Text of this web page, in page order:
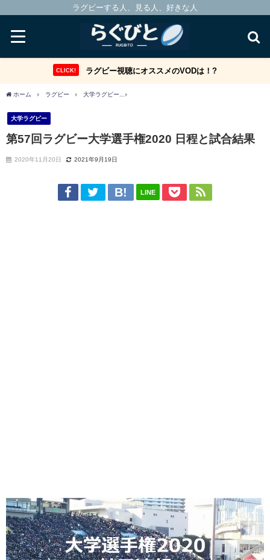
ラグビーする人、見る人、好きな人
CLICK! ラグビー視聴にオススメのVODは！?
ホーム ラグビー 大学ラグビー
大学ラグビー
第57回ラグビー大学選手権2020 日程と試合結果
2020年11月20日 2021年9月19日
LINE